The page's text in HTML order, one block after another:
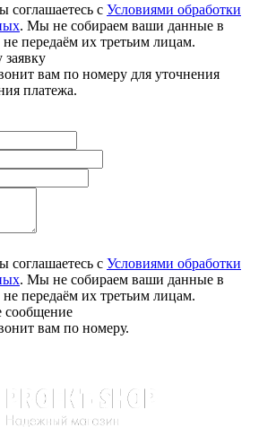
соглашаетесь с Условиями обработки
. Мы не собираем ваши данные в
передаём их третьим лицам.
вам по номеру для уточнения
платежа.
соглашаетесь с Условиями обработки
. Мы не собираем ваши данные в
передаём их третьим лицам.
вам по номеру.